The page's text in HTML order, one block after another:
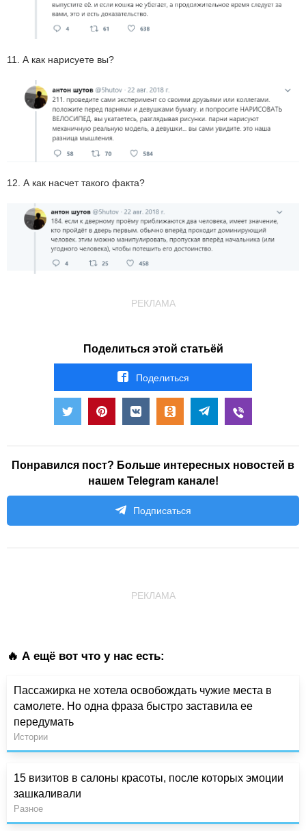
11. А как нарисуете вы?
12. А как насчет такого факта?
РЕКЛАМА
Поделиться этой статьёй
Поделиться
Понравился пост? Больше интересных новостей в
нашем Telegram канале!
Подписаться
РЕКЛАМА
🔥 А ещё вот что у нас есть:
Пассажирка не хотела освобождать чужие места в
самолете. Но одна фраза быстро заставила ее
передумать
Истории
15 визитов в салоны красоты, после которых эмоции
зашкаливали
Разное